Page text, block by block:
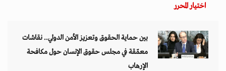
اختيار المحرر
بين حماية الحقوق وتعزيز الأمن الدولي.. نقاشات
معمّقة في مجلس حقوق الإنسان حول مكافحة
الإرهاب